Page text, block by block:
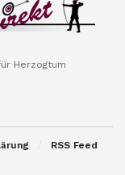
Herzogtum
RSS Feed